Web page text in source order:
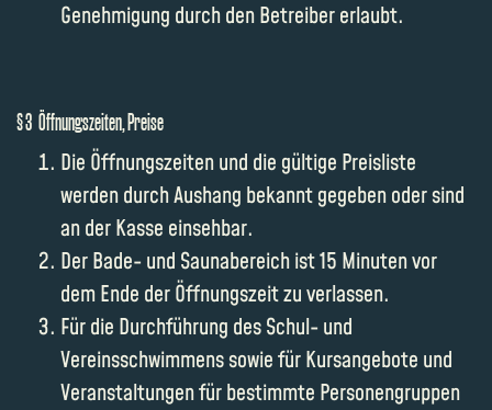
Genehmigung durch den Betreiber erlaubt.
§ 3 Öffnungszeiten, Preise
Die Öffnungszeiten und die gültige Preisliste
werden durch Aushang bekannt gegeben oder sind
an der Kasse einsehbar.
Der Bade- und Saunabereich ist 15 Minuten vor
dem Ende der Öffnungszeit zu verlassen.
Für die Durchführung des Schul- und
Vereinsschwimmens sowie für Kursangebote und
Veranstaltungen für bestimmte Personengruppen